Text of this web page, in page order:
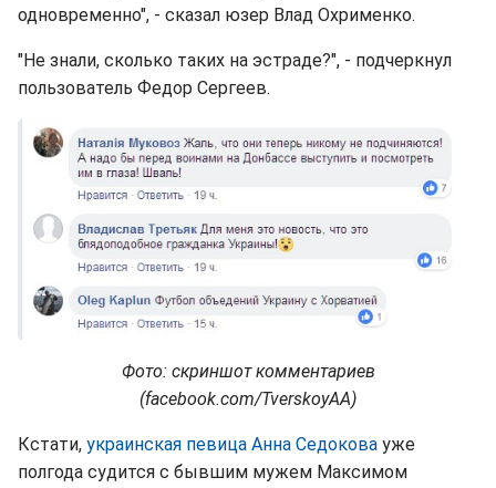
одновременно", - сказал юзер Влад Охрименко.
"Не знали, сколько таких на эстраде?", - подчеркнул
пользователь Федор Сергеев.
Фото: скриншот комментариев
(facebook.com/TverskoyAA)
Кстати, украинская певица Анна Седокова уже
полгода судится с бывшим мужем Максимом